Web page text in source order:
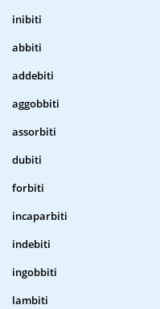
inibiti
abbiti
addebiti
aggobbiti
assorbiti
dubiti
forbiti
incaparbiti
indebiti
ingobbiti
lambiti